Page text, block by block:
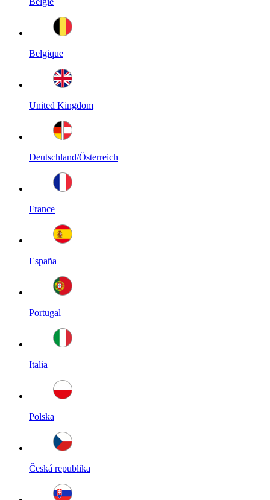
Belgique
United Kingdom
Deutschland/Österreich
France
España
Portugal
Italia
Polska
Česká republika